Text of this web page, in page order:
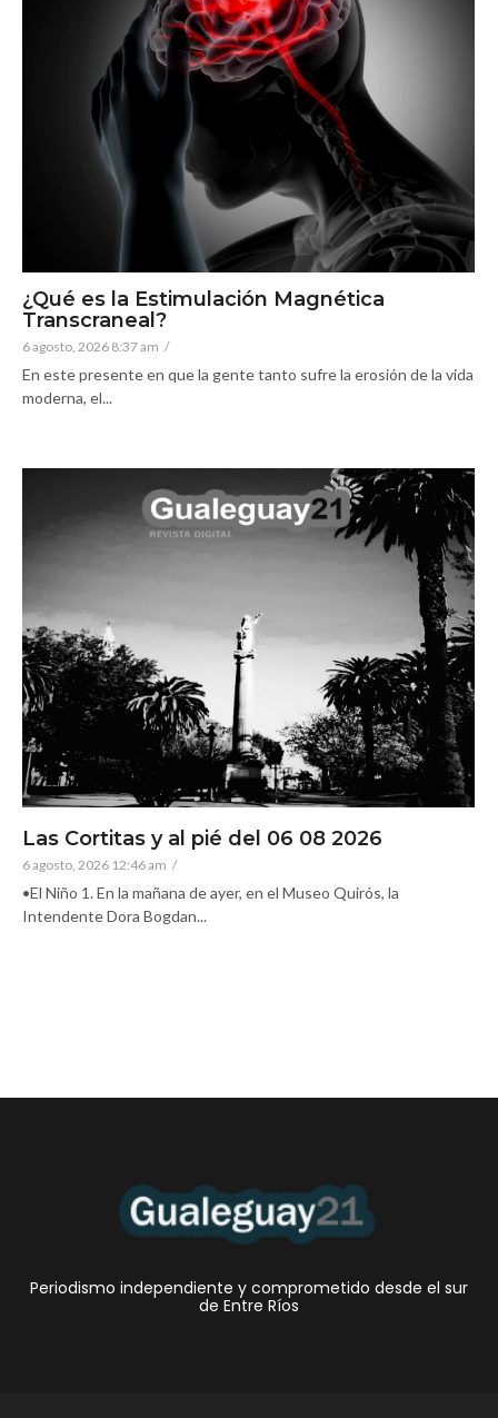
¿Qué es la Estimulación Magnética
Transcraneal?
6 agosto, 2026 8:37 am /
En este presente en que la gente tanto sufre la erosión de la vida
moderna, el...
Las Cortitas y al pié del 06 08 2026
6 agosto, 2026 12:46 am /
•El Niño 1. En la mañana de ayer, en el Museo Quirós, la
Intendente Dora Bogdan...
Periodismo independiente y comprometido desde el sur
de Entre Ríos